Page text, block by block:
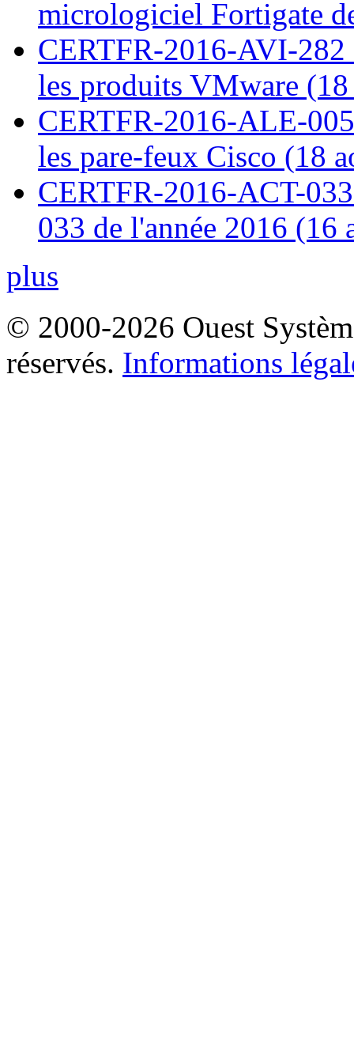
micrologiciel Fortigate
CERTFR-2016-AVI-
les produits VMware
CERTFR-2016-ALE-
les pare-feux Cisco (18
CERTFR-2016-ACT-
033 de l'année 2016 (16
plus
© 2000-2026 Ouest
réservés. Informations